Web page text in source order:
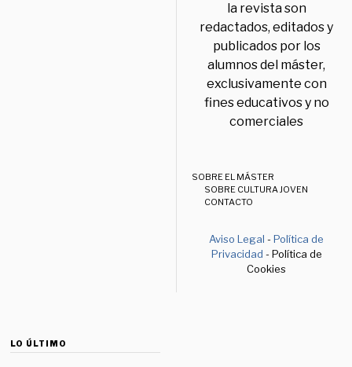
la revista son
redactados, editados y
publicados por los
alumnos del máster,
exclusivamente con
fines educativos y no
comerciales
SOBRE EL MÁSTER
SOBRE CULTURA JOVEN
CONTACTO
Aviso Legal -Política de
Privacidad - Política de
Cookies
LO ÚLTIMO